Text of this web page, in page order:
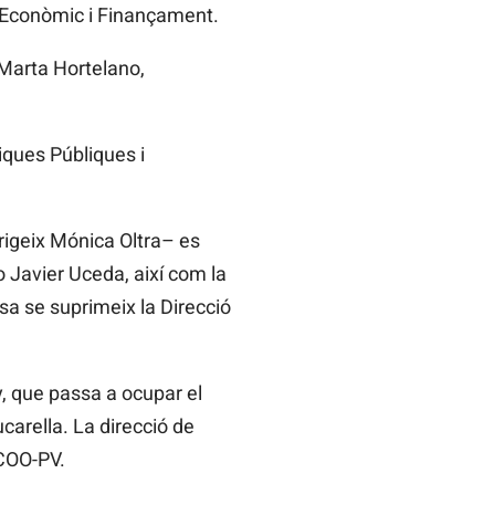
i Finançament.
Hortelano,
Públiques i
Mónica Oltra– es
Javier Uceda, així com la
se suprimeix la Direcció
que passa a ocupar el
La direcció de
PV.